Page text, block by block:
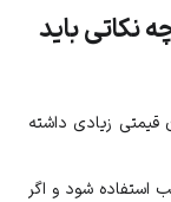
نکاتی باید
قیمتی زیادی داشته
استفاده شود و اگر